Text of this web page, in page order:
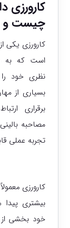
کارورزی
چیست و
کارورزی یکی
است که به
نظری خود
بسیاری از
برقراری
مصاحبه
تجربه عملی
کارورزی
بیشتری
خود بخشی از